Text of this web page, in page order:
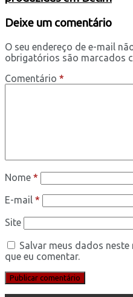
Deixe um comentário
O seu endereço de e-mail
obrigatórios são marcados
Comentário *
Nome *
E-mail *
Site
Salvar meus dados
que eu comentar.